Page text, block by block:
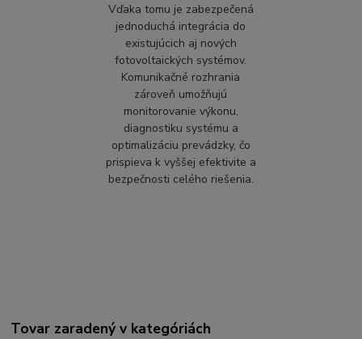
Vďaka tomu je zabezpečená
jednoduchá integrácia do
existujúcich aj nových
fotovoltaických systémov.
Komunikačné rozhrania
zároveň umožňujú
monitorovanie výkonu,
diagnostiku systému a
optimalizáciu prevádzky, čo
prispieva k vyššej efektivite a
bezpečnosti celého riešenia.
Tovar zaradený v kategóriách